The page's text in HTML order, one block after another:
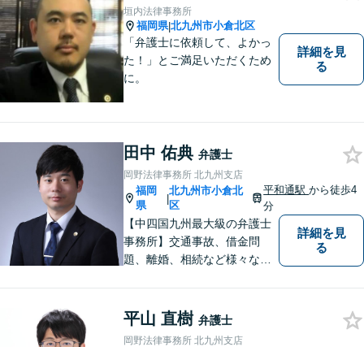
株式発行も対応【小倉駅3分】
垣内法律事務所
福岡県|北九州市小倉北区
「弁護士に依頼して、よかっ
た！」とご満足いただくため
に。
詳細を見
る
田中 佑典 弁護士
岡野法律事務所 北九州支店
福岡
県
|
北九州市小倉北
区
平和通駅から徒歩4
分
【中四国九州最大級の弁護士
事務所】交通事故、借金問
題、離婚、相続など様々な問
まずはお気軽にご相談くださ
い！
詳細を見
る
平山 直樹 弁護士
岡野法律事務所 北九州支店